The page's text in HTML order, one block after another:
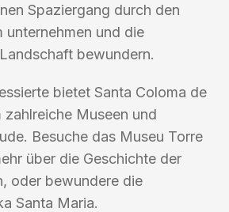
Spaziergang durch den
unternehmen und die
bewundern.
bietet Santa Coloma de
zahlreiche Museen und
Besuche das Museu Torre
über die Geschichte der
oder bewundere die
Santa Maria.